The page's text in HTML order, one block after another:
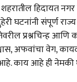
हिदायत
घटनांनी संपूर्ण
प्रश्नचिन्ह
अफवांचा वेग,
काय आहे ही